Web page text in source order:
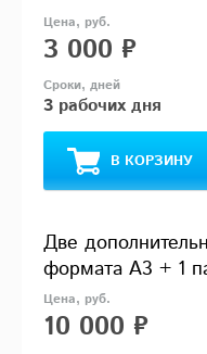
3 000 ₽
3 рабочих дня
В КОРЗИНУ
Две
формата А3 + 1
10 000 ₽